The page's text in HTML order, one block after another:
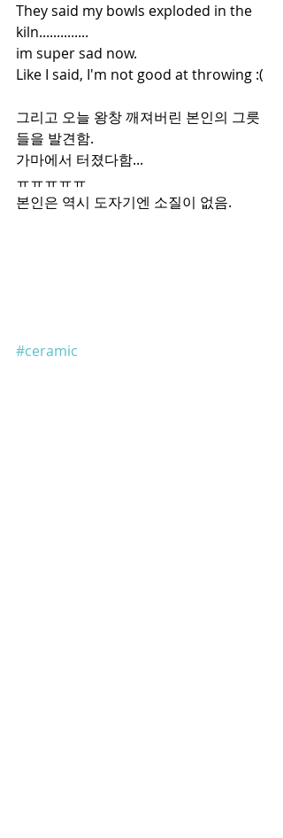
They said my bowls exploded in the
kiln..............
im super sad now.
Like I said, I'm not good at throwing :(
그리고 오늘 왕창 깨져버린 본인의 그릇
들을 발견함.
가마에서 터졌다함...
ㅠㅠㅠㅠㅠ
본인은 역시 도자기엔 소질이 없음.
#ceramic